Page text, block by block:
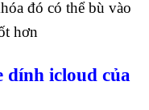
đó có thể bù vào
hơn
dính icloud của